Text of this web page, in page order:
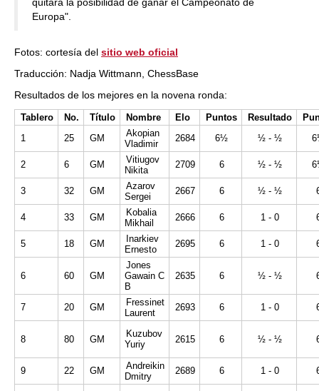
Europa".
Fotos: cortesía del sitio web oficial
Traducción: Nadja Wittmann, ChessBase
Resultados de los mejores en la novena ronda:
Tablero No. Título Nombre Elo Puntos Resultado
1
25 GM
Akopian
Vladimir
2684 6½ ½ - ½
2 6 GM
Vitiugov
Nikita
2709 6 ½ - ½
3 32 GM
Azarov
Sergei
2667 6 ½ - ½
4 33 GM
Kobalia
Mikhail
2666 6 1 - 0
5 18 GM
Inarkiev
Ernesto
2695 6 1 - 0
6 60 GM
Jones
Gawain C
B
2635 6 ½ - ½
7 20 GM
Fressinet
Laurent
2693 6 1 - 0
8 80 GM
Kuzubov
Yuriy
2615 6 ½ - ½
9 22 GM
Andreikin
Dmitry
2689 6 1 - 0